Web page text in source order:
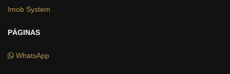
Imob System
PÁGINAS
WhatsApp